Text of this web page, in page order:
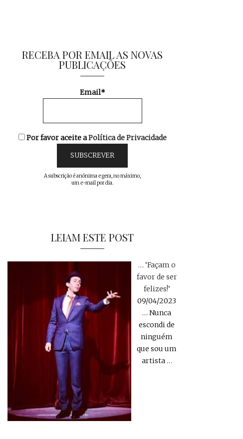
RECEBA POR EMAIL AS NOVAS
PUBLICAÇÕES
Email*
Por favor aceite aPolítica de Privacidade
A subscrição é anónima e gera, no máximo,
um e-mail por dia.
LEIAM ESTE POST
… ‘Façam o
favor de ser
felizes!’
09/04/2023
… Nunca
escondi de
ninguém
que sou um
artista…